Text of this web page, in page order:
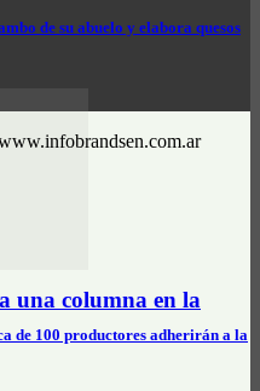
de su abuelo y elabora quesos
de 100 productores adherirán a la
una columna en la